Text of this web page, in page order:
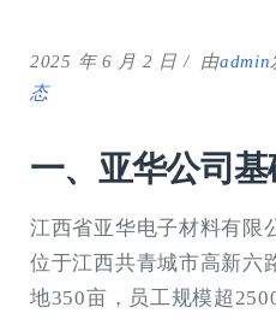
2025 年 6 月 2 日 由admin
态
一、亚华公司
江西省亚华电子材料有限
位于江西共青城市高新六
地350亩，员工规模超